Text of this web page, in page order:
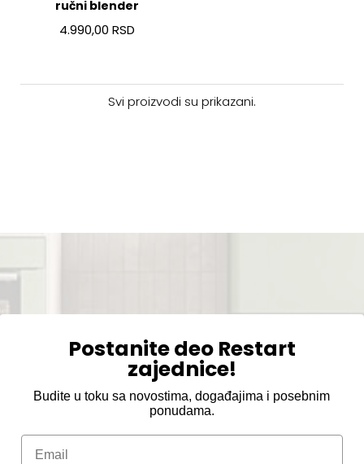
ručni blender
4.990,00 RSD
Svi proizvodi su prikazani.
Postanite deo Restart
zajednice!
Budite u toku sa novostima, događajima i posebnim
ponudama.
Email